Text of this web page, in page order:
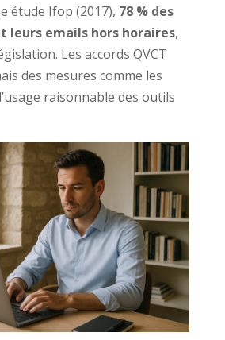
étude Ifop (2017), 78 % des
leurs emails hors horaires,
Les accords QVCT
des mesures comme les
raisonnable des outils